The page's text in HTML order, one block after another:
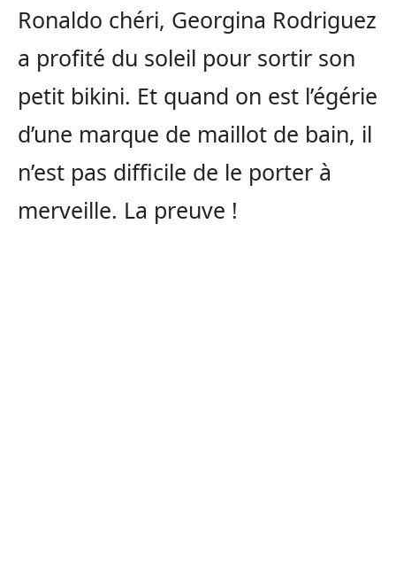
Ronaldo chéri, Georgina Rodriguez
a profité du soleil pour sortir son
petit bikini. Et quand on est l’égérie
d’une marque de maillot de bain, il
n’est pas difficile de le porter à
merveille. La preuve !